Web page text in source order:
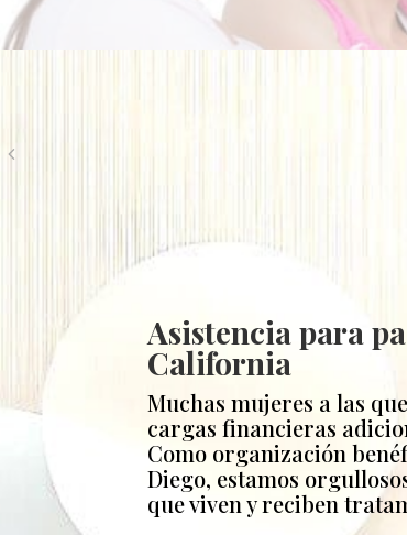
Asistencia para
California
Muchas mujeres a las
cargas financieras
Como organización
Diego, estamos
que viven y reciben